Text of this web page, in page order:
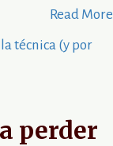
Read More
perder